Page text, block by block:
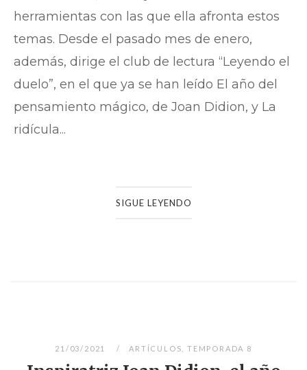
herramientas con las que ella afronta estos
temas. Desde el pasado mes de enero,
además, dirige el club de lectura “Leyendo el
duelo”, en el que ya se han leído El año del
pensamiento mágico, de Joan Didion, y La
ridícula...
SIGUE LEYENDO
21/03/2021 ARTÍCULOS TEMPORADA 8